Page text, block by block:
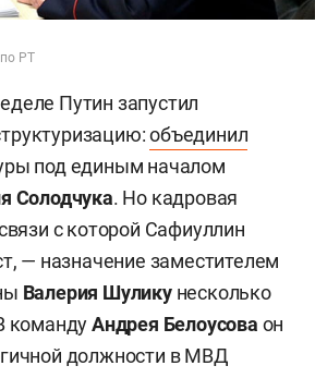
РТ
Путин запустил
объединил
под единым началом
Солодчука. Но кадровая
с которой Сафиуллин
— назначение заместителем
Валерия Шуликунесколько
командуАндрея Белоусова он
должности в МВД